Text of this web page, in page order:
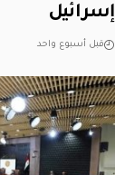
إسرائيل
قبل أسبوع واحد